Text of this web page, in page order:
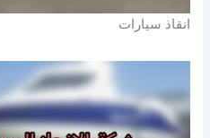
انقاذ سيارات